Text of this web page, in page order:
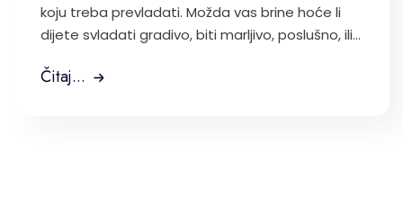
koju treba prevladati. Možda vas brine hoće li
dijete svladati gradivo, biti marljivo, poslušno, ili...
Čitaj...